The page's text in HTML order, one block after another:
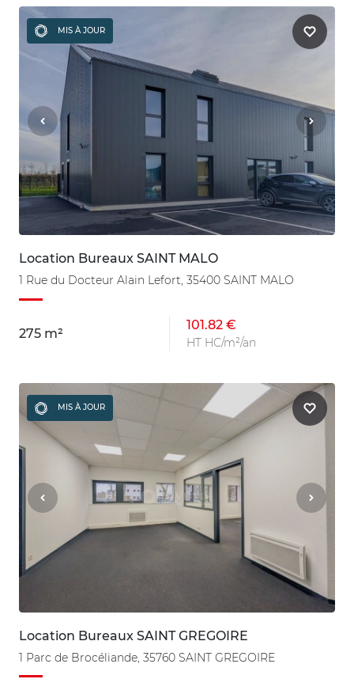
MIS À JOUR
Location Bureaux SAINT MALO
1 Rue du Docteur Alain Lefort, 35400 SAINT MALO
275 m²
101.82 €
HT HC/m²/an
MIS À JOUR
Location Bureaux SAINT GREGOIRE
1 Parc de Brocéliande, 35760 SAINT GREGOIRE